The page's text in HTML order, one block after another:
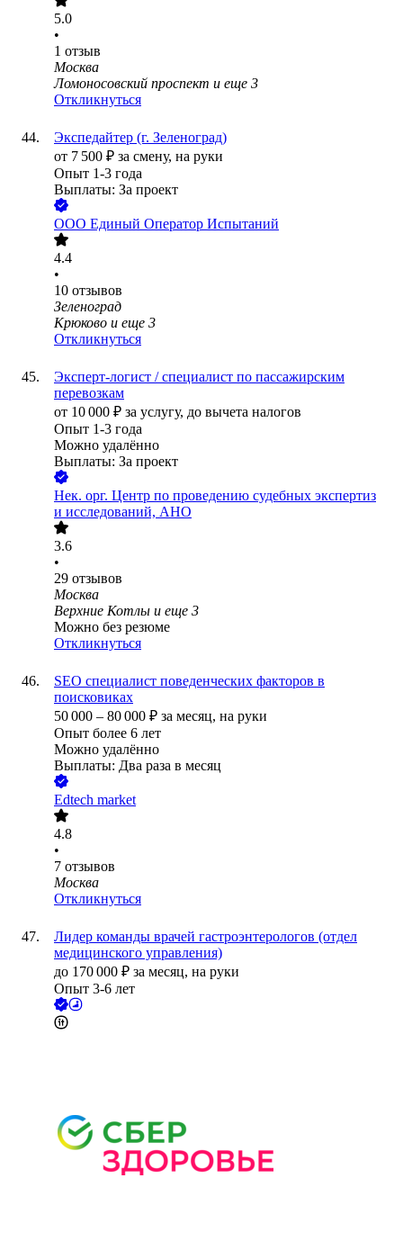
5.0
•
1 отзыв
Москва
Ломоносовский проспект и еще 3
Откликнуться
Экспедайтер (г. Зеленоград)
от 7 500 ₽ за смену, на руки
Опыт 1-3 года
Выплаты: За проект
ООО Единый Оператор Испытаний
4.4
•
10 отзывов
Зеленоград
Крюково и еще 3
Откликнуться
Эксперт-логист / специалист по пассажирским
перевозкам
от 10 000 ₽ за услугу, до вычета налогов
Опыт 1-3 года
Можно удалённо
Выплаты: За проект
Нек. орг. Центр по проведению судебных экспертиз
и исследований, АНО
3.6
•
29 отзывов
Москва
Верхние Котлы и еще 3
Можно без резюме
Откликнуться
SEO специалист поведенческих факторов в
поисковиках
50 000 – 80 000 ₽ за месяц, на руки
Опыт более 6 лет
Можно удалённо
Выплаты: Два раза в месяц
Edtech market
4.8
•
7 отзывов
Москва
Откликнуться
Лидер команды врачей гастроэнтерологов (отдел
медицинского управления)
до 170 000 ₽ за месяц, на руки
Опыт 3-6 лет